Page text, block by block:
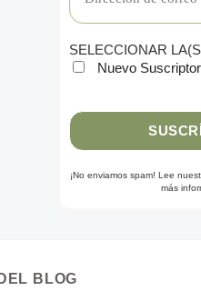
SELECCIONAR
Nuevo Suscriptor
¡No enviamos spam! Lee
más
BLOG